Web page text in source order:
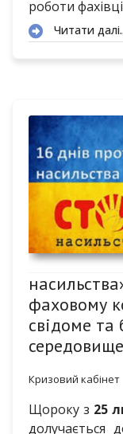
роботи
Читати
фаховому
свідоме та
середовище
Кризовий кабінет
Щороку з 25
долучається